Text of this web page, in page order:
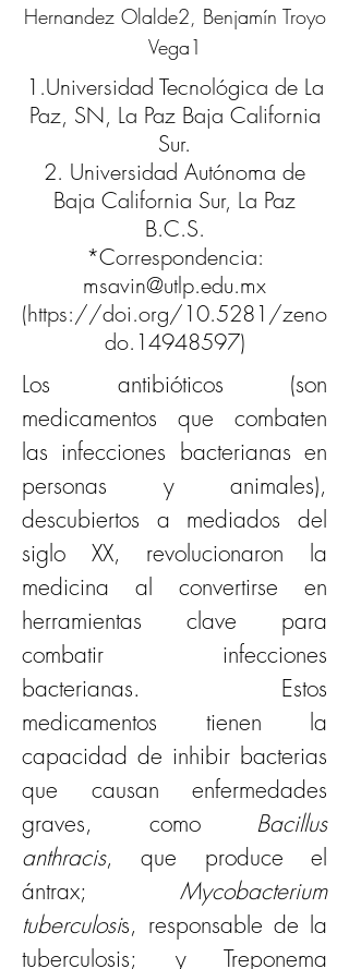
Hernandez Olalde2, Benjamín Troyo
Vega1
1.Universidad Tecnológica de La
Paz, SN, La Paz Baja California
Sur.
2. Universidad Autónoma de
Baja California Sur, La Paz
B.C.S.
*Correspondencia:
msavin@utlp.edu.mx
(https://doi.org/10.5281/zeno
do.14948597)
Los antibióticos (son
medicamentos que combaten
las infecciones bacterianas en
personas y animales),
descubiertos a mediados del
siglo XX, revolucionaron la
medicina al convertirse en
herramientas clave para
combatir infecciones
bacterianas. Estos
medicamentos tienen la
capacidad de inhibir bacterias
que causan enfermedades
graves, como Bacillus
anthracis, que produce el
ántrax; Mycobacterium
tuberculosis, responsable de la
tuberculosis; y Treponema